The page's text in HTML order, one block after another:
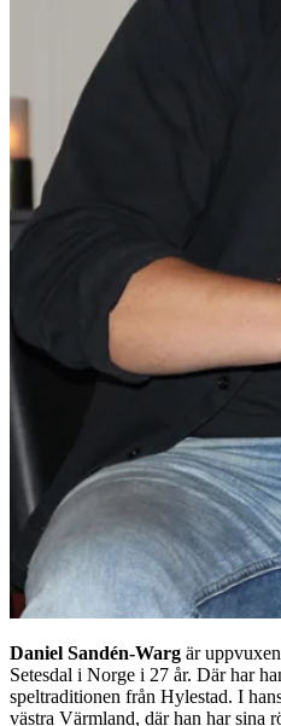
Daniel Sandén-Warg är
Setesdal i Norge i 27 år. Där har
speltraditionen från Hylestad. I
västra Värmland, där han har sina